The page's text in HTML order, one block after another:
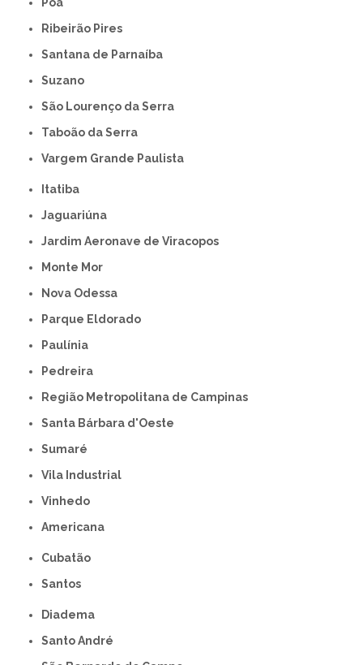
Ribeirão Pires
Santana de Parnaíba
Suzano
São Lourenço da Serra
Taboão da Serra
Vargem Grande Paulista
Itatiba
Jaguariúna
Jardim Aeronave de Viracopos
Monte Mor
Nova Odessa
Parque Eldorado
Paulínia
Pedreira
Região Metropolitana de Campinas
Santa Bárbara d'Oeste
Sumaré
Vila Industrial
Vinhedo
americana
Cubatão
Santos
Diadema
Santo André